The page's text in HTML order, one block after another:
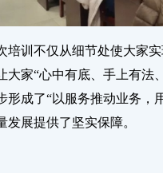
培训不仅从细节处使大家
大家“心中有底、手上有法
形成了“以服务推动业务，
发展提供了坚实保障。